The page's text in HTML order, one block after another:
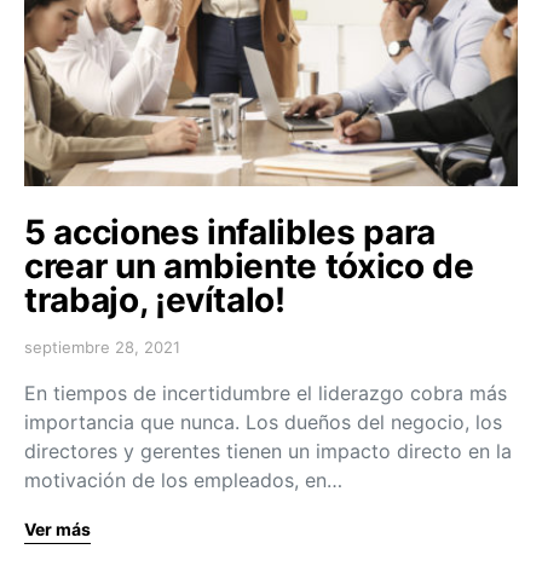
5 acciones infalibles para
crear un ambiente tóxico de
trabajo, ¡evítalo!
septiembre 28, 2021
En tiempos de incertidumbre el liderazgo cobra más
importancia que nunca. Los dueños del negocio, los
directores y gerentes tienen un impacto directo en la
motivación de los empleados, en…
Ver más